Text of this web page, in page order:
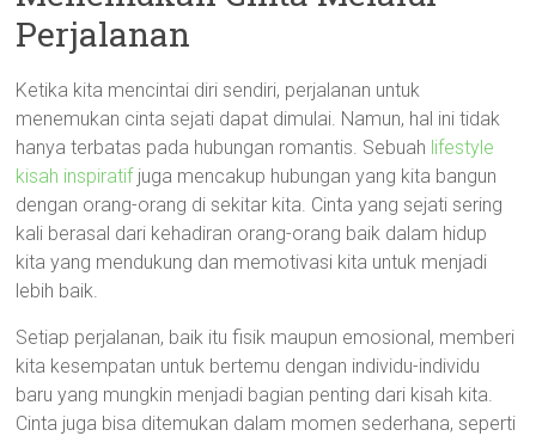
Perjalanan
Ketika kita mencintai diri sendiri, perjalanan untuk
menemukan cinta sejati dapat dimulai. Namun, hal ini tidak
hanya terbatas pada hubungan romantis. Sebuah lifestyle
kisah inspiratifjuga mencakup hubungan yang kita bangun
dengan orang-orang di sekitar kita. Cinta yang sejati sering
kali berasal dari kehadiran orang-orang baik dalam hidup
kita yang mendukung dan memotivasi kita untuk menjadi
lebih baik.
Setiap perjalanan, baik itu fisik maupun emosional, memberi
kita kesempatan untuk bertemu dengan individu-individu
baru yang mungkin menjadi bagian penting dari kisah kita.
Cinta juga bisa ditemukan dalam momen sederhana, seperti